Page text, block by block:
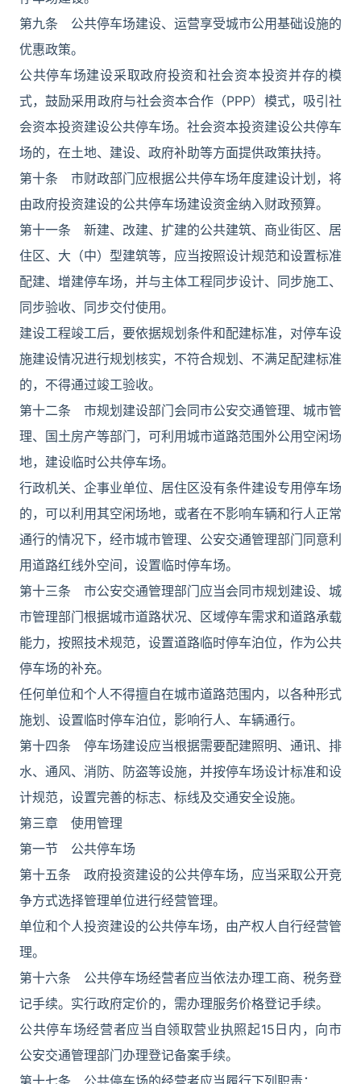
第九条 公共停车场建设、运营享受城市公用基础设施的
优惠政策。
公共停车场建设采取政府投资和社会资本投资并存的模
式，鼓励采用政府与社会资本合作（PPP）模式，吸引社
会资本投资建设公共停车场。社会资本投资建设公共停车
场的，在土地、建设、政府补助等方面提供政策扶持。
第十条 市财政部门应根据公共停车场年度建设计划，将
由政府投资建设的公共停车场建设资金纳入财政预算。
第十一条 新建、改建、扩建的公共建筑、商业街区、居
住区、大（中）型建筑等，应当按照设计规范和设置标准
配建、增建停车场，并与主体工程同步设计、同步施工、
同步验收、同步交付使用。
建设工程竣工后，要依据规划条件和配建标准，对停车设
施建设情况进行规划核实，不符合规划、不满足配建标准
的，不得通过竣工验收。
第十二条 市规划建设部门会同市公安交通管理、城市管
理、国土房产等部门，可利用城市道路范围外公用空闲场
地，建设临时公共停车场。
行政机关、企事业单位、居住区没有条件建设专用停车场
的，可以利用其空闲场地，或者在不影响车辆和行人正常
通行的情况下，经市城市管理、公安交通管理部门同意利
用道路红线外空间，设置临时停车场。
第十三条 市公安交通管理部门应当会同市规划建设、城
市管理部门根据城市道路状况、区域停车需求和道路承载
能力，按照技术规范，设置道路临时停车泊位，作为公共
停车场的补充。
任何单位和个人不得擅自在城市道路范围内，以各种形式
施划、设置临时停车泊位，影响行人、车辆通行。
第十四条 停车场建设应当根据需要配建照明、通讯、排
水、通风、消防、防盗等设施，并按停车场设计标准和设
计规范，设置完善的标志、标线及交通安全设施。
第三章 使用管理
第一节 公共停车场
第十五条 政府投资建设的公共停车场，应当采取公开竞
争方式选择管理单位进行经营管理。
单位和个人投资建设的公共停车场，由产权人自行经营管
理。
第十六条 公共停车场经营者应当依法办理工商、税务登
记手续。实行政府定价的，需办理服务价格登记手续。
公共停车场经营者应当自领取营业执照起15日内，向市
公安交通管理部门办理登记备案手续。
第十七条 公共停车场的经营者应当履行下列职责：